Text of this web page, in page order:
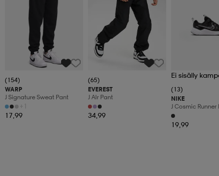
(154)
WARP
J Signature Sweat Pant
+1
17,99
(65)
EVEREST
J Alr Pant
34,99
Ei sisälly
(13)
NIKE
J Cosmic Runner
19,99